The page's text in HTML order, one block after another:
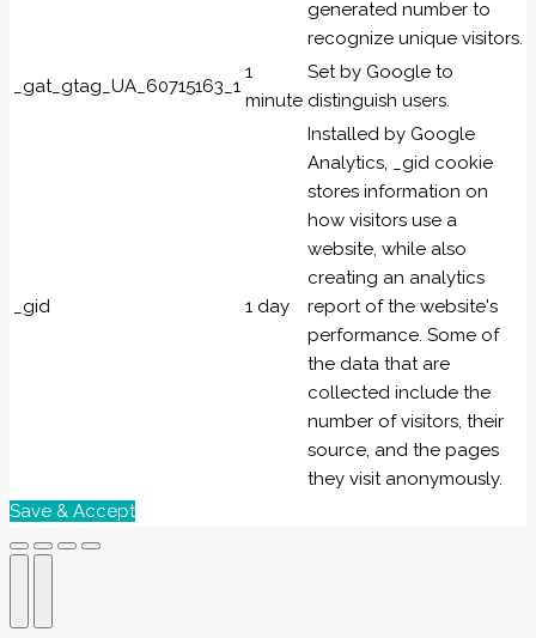
generated number to
recognize unique visitors.
_gat_gtag_UA_60715163_1
1
minute
Set by Google to
distinguish users.
_gid 1 day
Installed by Google
Analytics, _gid cookie
stores information on
how visitors use a
website, while also
creating an analytics
report of the website's
performance. Some of
the data that are
collected include the
number of visitors, their
source, and the pages
they visit anonymously.
Save & Accept